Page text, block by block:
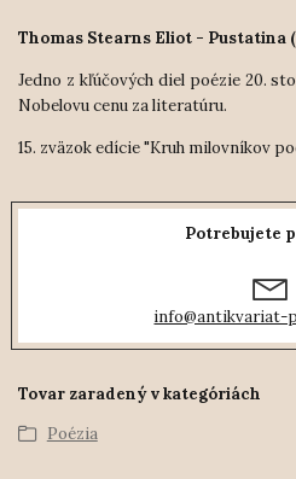
Thomas Stearns Eliot - Pustatina
Jedno z kľúčových diel poézie 20.
Nobelovu cenu za literatúru.
15. zväzok edície "Kruh milovníkov
Potrebujete
info@antikvariat-
Tovar zaradený v kategóriách
Poézia